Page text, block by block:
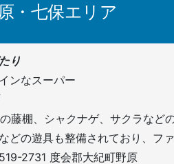
ト)
・七保エリア
り
ンなスーパー
藤棚、シャクナゲ、サクラなど
どの遊具も整備されており、フ
2731 度会郡大紀町野原